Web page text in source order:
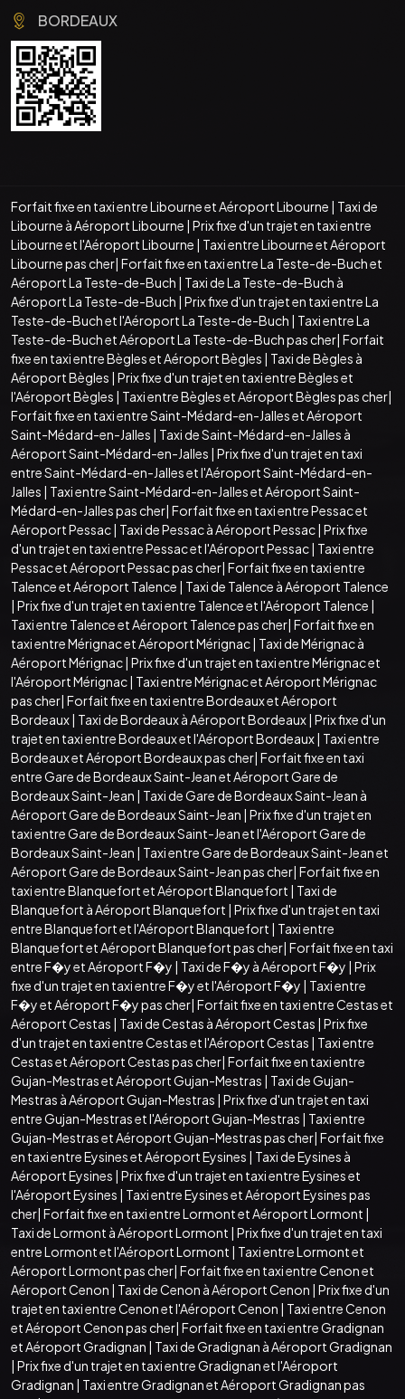
BORDEAUX
Forfait fixe en taxi entre Libourne et Aéroport Libourne | Taxi de
Libourne à Aéroport Libourne | Prix fixe d'un trajet en taxi entre
Libourne et l'Aéroport Libourne | Taxi entre Libourne et Aéroport
Libourne pas cher| Forfait fixe en taxi entre La Teste-de-Buch et
Aéroport La Teste-de-Buch | Taxi de La Teste-de-Buch à
Aéroport La Teste-de-Buch | Prix fixe d'un trajet en taxi entre La
Teste-de-Buch et l'Aéroport La Teste-de-Buch | Taxi entre La
Teste-de-Buch et Aéroport La Teste-de-Buch pas cher| Forfait
fixe en taxi entre Bègles et Aéroport Bègles | Taxi de Bègles à
Aéroport Bègles | Prix fixe d'un trajet en taxi entre Bègles et
l'Aéroport Bègles | Taxi entre Bègles et Aéroport Bègles pas cher|
Forfait fixe en taxi entre Saint-Médard-en-Jalles et Aéroport
Saint-Médard-en-Jalles | Taxi de Saint-Médard-en-Jalles à
Aéroport Saint-Médard-en-Jalles | Prix fixe d'un trajet en taxi
entre Saint-Médard-en-Jalles et l'Aéroport Saint-Médard-en-
Jalles | Taxi entre Saint-Médard-en-Jalles et Aéroport Saint-
Médard-en-Jalles pas cher| Forfait fixe en taxi entre Pessac et
Aéroport Pessac| Taxi de Pessac à Aéroport Pessac| Prix fixe
d'un trajet en taxi entre Pessac et l'Aéroport Pessac| Taxi entre
Pessac et Aéroport Pessac pas cher| Forfait fixe en taxi entre
Talence et Aéroport Talence | Taxi de Talence à Aéroport Talence
| Prix fixe d'un trajet en taxi entre Talence et l'Aéroport Talence |
Taxi entre Talence et Aéroport Talence pas cher| Forfait fixe en
taxi entre Mérignac et Aéroport Mérignac| Taxi de Mérignac à
Aéroport Mérignac| Prix fixe d'un trajet en taxi entre Mérignac et
l'Aéroport Mérignac| Taxi entre Mérignac et Aéroport Mérignac
pas cher| Forfait fixe en taxi entre Bordeaux et Aéroport
Bordeaux| Taxi de Bordeaux à Aéroport Bordeaux| Prix fixe d'un
trajet en taxi entre Bordeaux et l'Aéroport Bordeaux| Taxi entre
Bordeaux et Aéroport Bordeaux pas cher| Forfait fixe en taxi
entre Gare de Bordeaux Saint-Jean et Aéroport Gare de
Bordeaux Saint-Jean | Taxi de Gare de Bordeaux Saint-Jean à
Aéroport Gare de Bordeaux Saint-Jean | Prix fixe d'un trajet en
taxi entre Gare de Bordeaux Saint-Jean et l'Aéroport Gare de
Bordeaux Saint-Jean | Taxi entre Gare de Bordeaux Saint-Jean et
Aéroport Gare de Bordeaux Saint-Jean pas cher| Forfait fixe en
taxi entre Blanquefort et Aéroport Blanquefort | Taxi de
Blanquefort à Aéroport Blanquefort | Prix fixe d'un trajet en taxi
entre Blanquefort et l'Aéroport Blanquefort | Taxi entre
Blanquefort et Aéroport Blanquefort pas cher| Forfait fixe en taxi
entre F�y et Aéroport F�y | Taxi de F�y à Aéroport F�y | Prix
fixe d'un trajet en taxi entre F�y et l'Aéroport F�y | Taxi entre
F�y et Aéroport F�y pas cher| Forfait fixe en taxi entre Cestas et
Aéroport Cestas | Taxi de Cestas à Aéroport Cestas | Prix fixe
d'un trajet en taxi entre Cestas et l'Aéroport Cestas | Taxi entre
Cestas et Aéroport Cestas pas cher| Forfait fixe en taxi entre
Gujan-Mestras et Aéroport Gujan-Mestras | Taxi de Gujan-
Mestras à Aéroport Gujan-Mestras | Prix fixe d'un trajet en taxi
entre Gujan-Mestras et l'Aéroport Gujan-Mestras | Taxi entre
Gujan-Mestras et Aéroport Gujan-Mestras pas cher| Forfait fixe
en taxi entre Eysines et Aéroport Eysines | Taxi de Eysines à
Aéroport Eysines | Prix fixe d'un trajet en taxi entre Eysines et
l'Aéroport Eysines | Taxi entre Eysines et Aéroport Eysines pas
cher| Forfait fixe en taxi entre Lormont et Aéroport Lormont |
Taxi de Lormont à Aéroport Lormont | Prix fixe d'un trajet en taxi
entre Lormont et l'Aéroport Lormont | Taxi entre Lormont et
Aéroport Lormont pas cher| Forfait fixe en taxi entre Cenon et
Aéroport Cenon | Taxi de Cenon à Aéroport Cenon | Prix fixe d'un
trajet en taxi entre Cenon et l'Aéroport Cenon | Taxi entre Cenon
et Aéroport Cenon pas cher| Forfait fixe en taxi entre Gradignan
et Aéroport Gradignan | Taxi de Gradignan à Aéroport Gradignan
| Prix fixe d'un trajet en taxi entre Gradignan et l'Aéroport
Gradignan | Taxi entre Gradignan et Aéroport Gradignan pas